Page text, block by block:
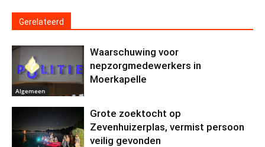
Gerelateerd
Algemeen
Waarschuwing voor
nepzorgmedewerkers in
Moerkapelle
Grote zoektocht op
Zevenhuizerplas, vermist persoon
veilig gevonden